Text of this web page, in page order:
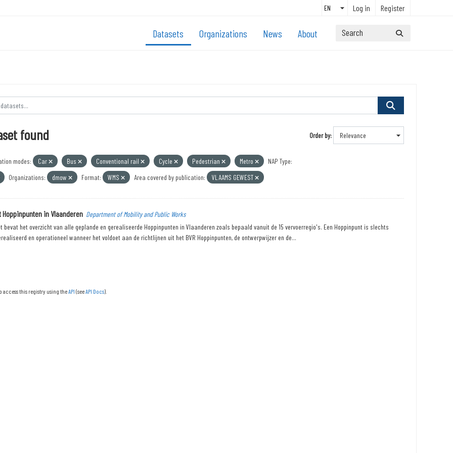
Log in Register
Datasets Organizations News About
Order by
found
modes: Car Bus Conventional rail Cycle Pedestrian Metro
NAP Type:
Organizations: dmow Format: WMS Area covered by publication: VLAAMS GEWEST
Hoppinpunten in Vlaanderen Department of Mobility and Public Works
bevat het overzicht van alle geplande en gerealiseerde Hoppinpunten in Vlaanderen zoals bepaald vanuit de 15 vervoerregio's. Een Hoppinpunt is slechts
en operationeel wanneer het voldoet aan de richtlijnen uit het BVR Hoppinpunten, de ontwerpwijzer en de...
access this registry using theAPI (seeAPI Docs).